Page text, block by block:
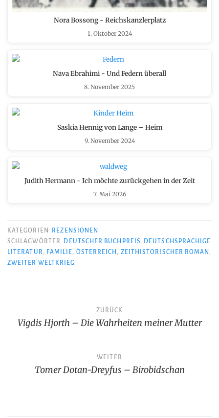
Nora Bossong - Reichskanzlerplatz
1. Oktober 2024
Nava Ebrahimi - Und Federn überall
8. November 2025
Saskia Hennig von Lange – Heim
9. November 2024
Judith Hermann - Ich möchte zurückgehen in der Zeit
7. Mai 2026
KATEGORIEN
REZENSIONEN
SCHLAGWÖRTER
DEUTSCHER BUCHPREIS, DEUTSCHSPRACHIGE
LITERATUR , FAMILIE, ÖSTERREICH , ZEITHISTORISCHER ROMAN ,
ZWEITER WELTKRIEG
Beitragsnavigation
ZURÜCK
Vigdis Hjorth – Die Wahrheiten meiner Mutter
WEITER
Tomer Dotan-Dreyfus – Birobidschan